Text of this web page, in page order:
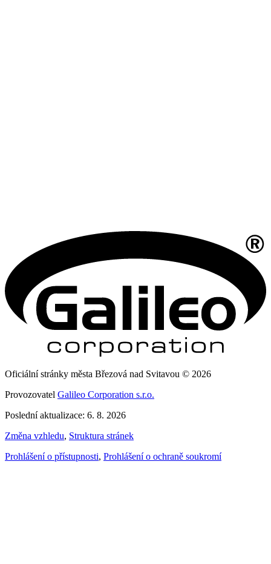
Oficiální stránky města Březová nad Svitavou © 2026
Provozovatel Galileo Corporation s.r.o.
Poslední aktualizace: 6. 8. 2026
Změna vzhledu, Struktura stránek
Prohlášení o přístupnosti, Prohlášení o ochraně soukromí